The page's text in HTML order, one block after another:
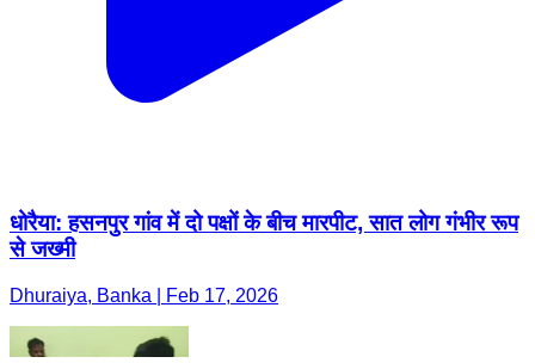
धोरैया: हसनपुर गांव में दो पक्षों के बीच मारपीट, सात लोग गंभीर रूप
से जख्मी
Dhuraiya, Banka | Feb 17, 2026